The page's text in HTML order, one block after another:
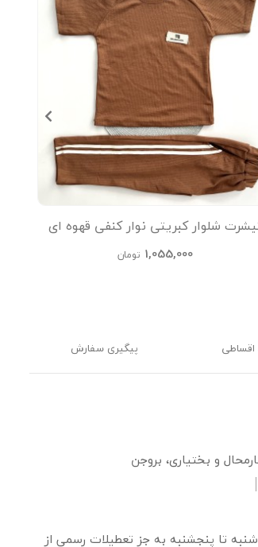
شلوار کبریتی نوار کنفی قهوه ای
kids
1,055,000 تومان
پیگیری سفارش
و بختیاری، بروجن
تا پنجشنبه به جز تعطیلات رسمی از